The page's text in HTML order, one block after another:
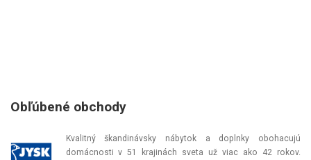
Obľúbené obchody
Kvalitný škandinávsky nábytok a doplnky obohacujú
domácnosti v 51 krajinách sveta už viac ako 42 rokov.